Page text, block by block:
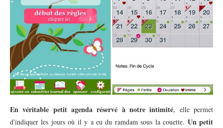
En véritable petit agenda réservé à notre intimité, elle permet
d'indiquer les jours où il y a eu du ramdam sous la couette. Un petit